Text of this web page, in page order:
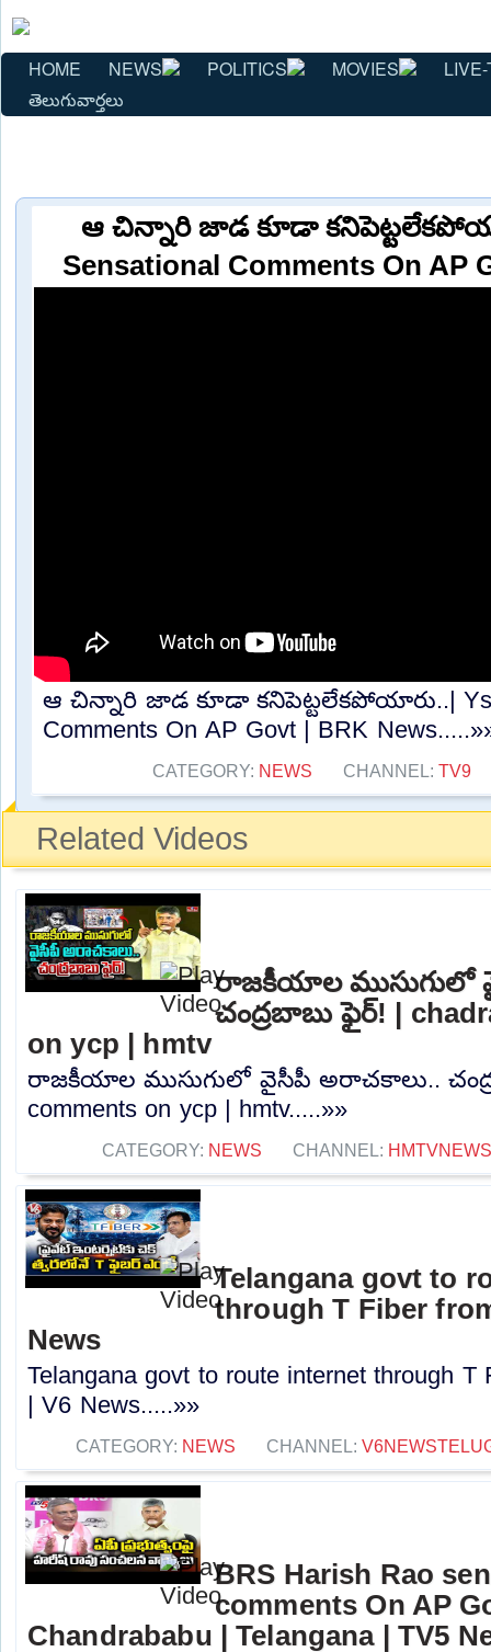
HOME NEWS POLITICS MOVIES
తెలుగువార్తలు
ఆ చిన్నారి జాడ కూడా
Sensational Comments On AP
ఆ చిన్నారి జాడ కూడా కనిపెట్టలేకపోయారు..| Ys
Comments On AP Govt | BRK
CATEGORY: NEWS CHANNEL:TV9
Related Videos
రాజకీయాల ముసుగులో
చంద్రబాబు ఫైర్! |
on ycp | hmtv
రాజకీయాల ముసుగులో వైసీపీ అరాచకాలు..
comments on ycp | hmtv.....»»
CATEGORY: NEWS CHANNEL: HMTVNEWS
Telangana govt to
through T Fiber
News
Telangana govt to route internet through T
| V6 News.....»»
CATEGORY: NEWS CHANNEL:
BRS Harish Rao
comments On AP
Chandrababu | Telangana | TV5